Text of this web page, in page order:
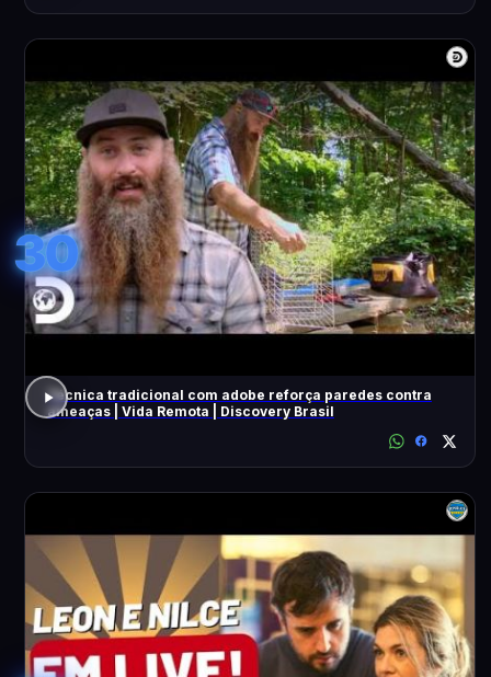
30
Técnica tradicional com adobe reforça paredes contra
ameaças | Vida Remota | Discovery Brasil